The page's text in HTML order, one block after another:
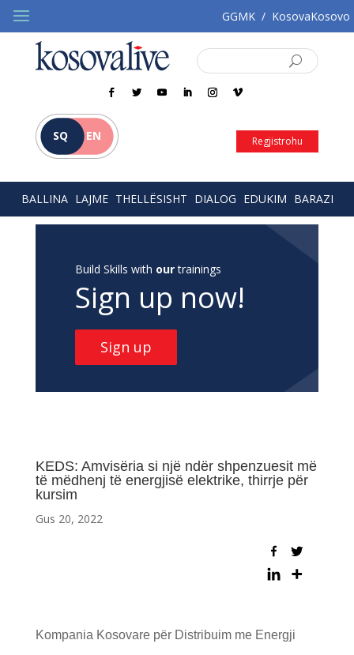
GGMK / KosovaKosovo
SQ EN Regjistrohu
BALLINA LAJME THELLËSISHT DIALOG EDUKIM BARAZI
Build Skills with ourtrainings
Sign up now!
Sign up
KEDS: Amvisëria si një ndër shpenzuesit më
të mëdhenj të energjisë elektrike, thirrje për
kursim
Gus 20, 2022
Kompania Kosovare për Distribuim me Energji